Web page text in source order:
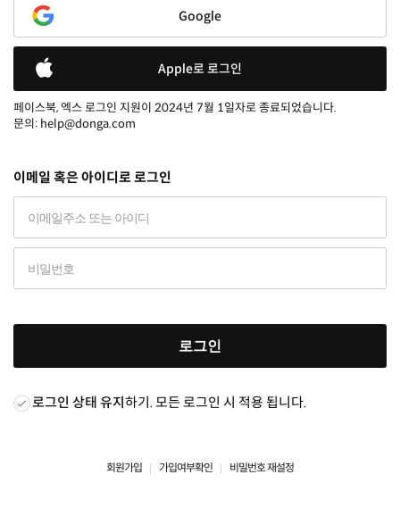
Google
Apple로 로그인
페이스북, 엑스 로그인 지원이 2024년 7월 1일자로 종료되었습니다.
문의: help@donga.com
이메일 혹은 아이디로 로그인
로그인
로그인 상태 유지하기. 모든 로그인 시 적용 됩니다.
회원가입 가입여부확인 비밀번호 재설정